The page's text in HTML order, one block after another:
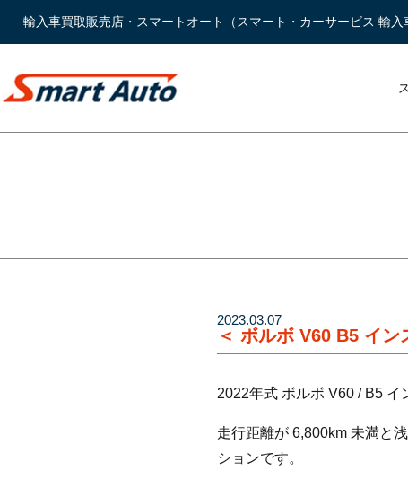
輸入車買取販売店・スマートオート（スマート・カーサービス 輸入
2023.03.07
＜ ボルボ V60 B5 イン
2022年式 ボルボ V60 / B5 イ
走行距離が 6,800km 未満と
ションです。